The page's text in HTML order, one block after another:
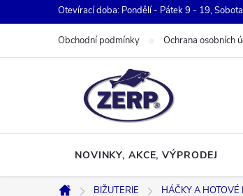
na
Otevírací doba: Pondělí - Pátek 9 - 19,
Obchodní podmínky Ochrana osobních
NOVINKY, AKCE, VÝPRODEJ
BIŽUTERIE HÁČKY A HOTOVÉ